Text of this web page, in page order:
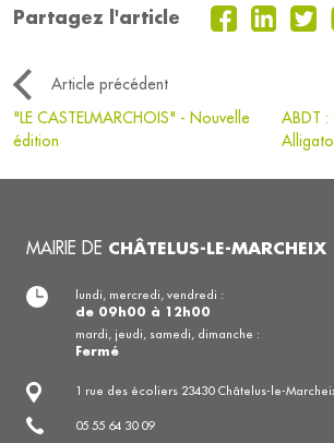
Partagez l'article
Article précédent
"LE CASTELMARCHOIS" - Nouvelle
édition
ABDT
MAIRIE DE CHÂTELUS-LE-MARCHEIX
1 rue des écoliers 23430 Châtelus-le-
05 55 64 30 09
lundi, mercredi, vendredi :
de 09h00 à 12h00
mardi, jeudi, samedi, dimanche :
Fermé